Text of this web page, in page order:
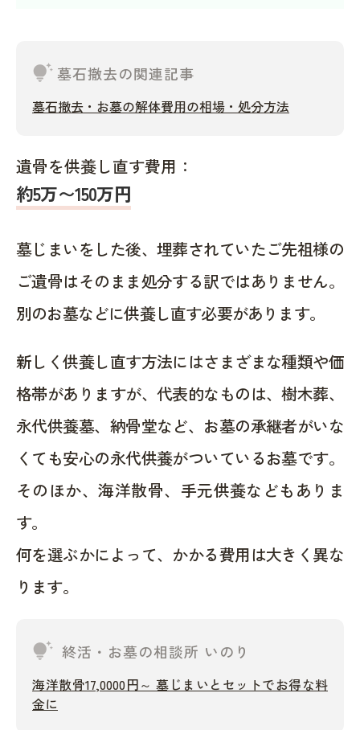
tips_and_updates墓石撤去の関連記事
墓石撤去・お墓の解体費用の相場・処分方法
遺骨を供養し直す費用：
約5万〜150万円
墓じまいをした後、埋葬されていたご先祖様の
ご遺骨はそのまま処分する訳ではありません。
別のお墓などに供養し直す必要があります。
新しく供養し直す方法にはさまざまな種類や価
格帯がありますが、代表的なものは、樹木葬、
永代供養墓、納骨堂など、お墓の承継者がいな
くても安心の永代供養がついているお墓です。
そのほか、海洋散骨、手元供養などもありま
す。
何を選ぶかによって、かかる費用は大きく異な
ります。
tips_and_updates 終活・お墓の相談所 いのり
海洋散骨17,0000円～ 墓じまいとセットでお得な料
金に